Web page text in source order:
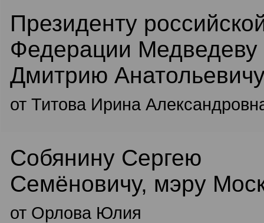
Президенту
Федерации Медведеву
Дмитрию
от Титова Ирина
Собянину Сергею
Семёновичу, мэру
от Орлова Юлия